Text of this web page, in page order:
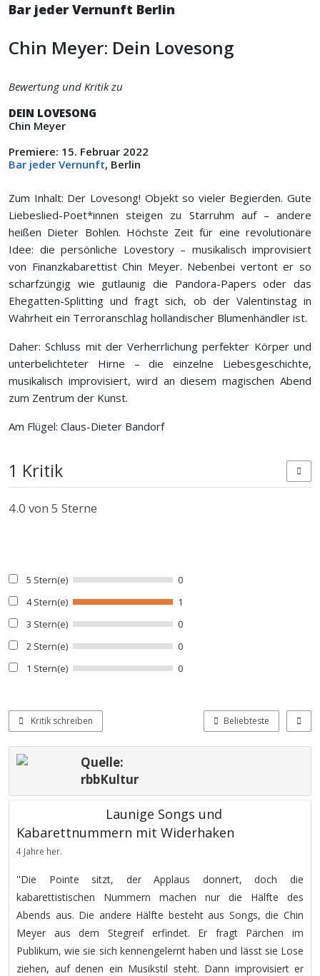
Bar jeder Vernunft Berlin
Chin Meyer: Dein Lovesong
Bewertung und Kritik zu
DEIN LOVESONG
Chin Meyer
Premiere: 15. Februar 2022
Bar jeder Vernunft, Berlin
Zum Inhalt: Der Lovesong! Objekt so vieler Begierden. Gute
Liebeslied-Poet*innen steigen zu Starruhm auf – andere
heißen Dieter Bohlen. Höchste Zeit für eine revolutionäre
Idee: die persönliche Lovestory – musikalisch improvisiert
von Finanzkabarettist Chin Meyer. Nebenbei vertont er so
scharfzüngig wie gutlaunig die Pandora-Papers oder das
Ehegatten-Splitting und fragt sich, ob der Valentinstag in
Wahrheit ein Terroranschlag holländischer Blumenhändler ist.
Daher: Schluss mit der Verherrlichung perfekter Körper und
unterbelichteter Hirne – die einzelne Liebesgeschichte,
musikalisch improvisiert, wird an diesem magischen Abend
zum Zentrum der Kunst.
Am Flügel: Claus-Dieter Bandorf
1 Kritik
4.0 von 5 Sterne
5 Stern(e)
0
4 Stern(e)
1
3 Stern(e)
0
2 Stern(e)
0
1 Stern(e)
0
Kritik schreiben Beliebteste
Quelle:
rbbKultur
Launige Songs und
Kabarettnummern mit Widerhaken
4 Jahre her.
''Die Pointe sitzt, der Applaus donnert, doch die
kabarettistischen Nummern machen nur die Hälfte des
Abends aus. Die andere Hälfte besteht aus Songs, die Chin
Meyer aus dem Stegreif erfindet. Er fragt Pärchen im
Publikum, wie sie sich kennengelernt haben und lässt sie Lose
ziehen, auf denen ein Musikstil steht. Dann improvisiert er